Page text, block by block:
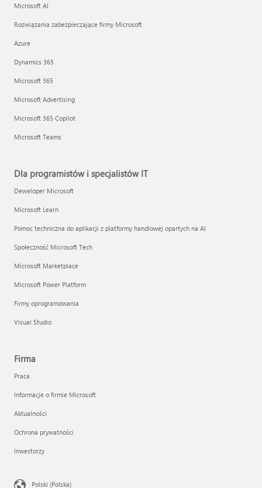
Microsoft AI
Rozwiązania zabezpieczające firmy Microsoft
Azure
Dynamics 365
Microsoft 365
Microsoft Advertising
Microsoft 365 Copilot
Microsoft Teams
Dla programistów i specjalistów IT
Deweloper Microsoft
Microsoft Learn
Pomoc techniczna do aplikacji z platformy handlowej opartych na AI
Społeczność Microsoft Tech
Microsoft Marketplace
Microsoft Power Platform
Firmy oprogramowania
Visual Studio
Firma
Praca
Informacje o firmie Microsoft
Aktualności
Ochrona prywatności
Inwestorzy
Polski (Polska)